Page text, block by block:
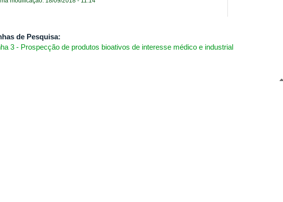
de Pesquisa:
3 - Prospecção de produtos bioativos de interesse médico e industrial